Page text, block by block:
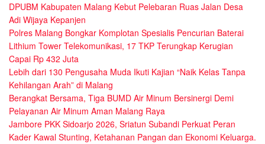
DPUBM Kabupaten Malang Kebut Pelebaran Ruas Jalan Desa
Adi Wijaya Kepanjen
Polres Malang Bongkar Komplotan Spesialis Pencurian Baterai
Lithium Tower Telekomunikasi, 17 TKP Terungkap Kerugian
Capai Rp 432 Juta
Lebih dari 130 Pengusaha Muda Ikuti Kajian “Naik Kelas Tanpa
Kehilangan Arah” di Malang
Berangkat Bersama, Tiga BUMD Air Minum Bersinergi Demi
Pelayanan Air Minum Aman Malang Raya
Jambore PKK Sidoarjo 2026, Sriatun Subandi Perkuat Peran
Kader Kawal Stunting, Ketahanan Pangan dan Ekonomi Keluarga.